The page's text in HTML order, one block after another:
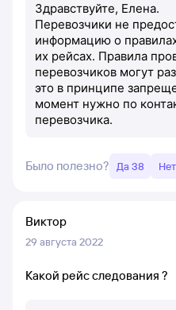
Здравствуйте, Елена.
Перевозчики не
информацию о
их рейсах. Правила
перевозчиков могут
это в принципе
момент нужно по
перевозчика.
Было полезно? Да 38
Виктор
29 августа 2022
Какой рейс следования ?